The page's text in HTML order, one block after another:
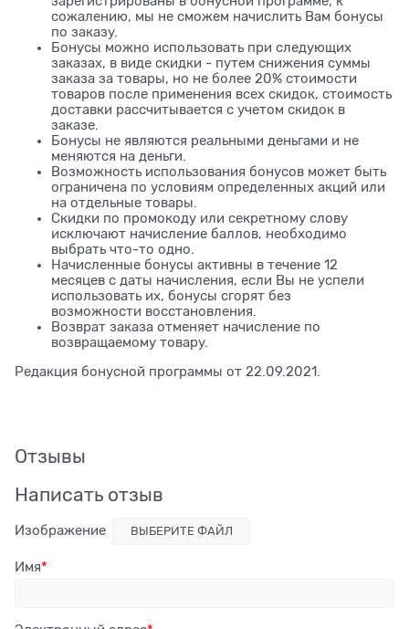
сожалению, мы не сможем начислить Вам бонусы
по заказу.
Бонусы можно использовать при следующих
заказах, в виде скидки - путем снижения суммы
заказа за товары, но не более 20% стоимости
товаров после применения всех скидок, стоимость
доставки рассчитывается с учетом скидок в
заказе.
Бонусы не являются реальными деньгами и не
меняются на деньги.
Возможность использования бонусов может быть
ограничена по условиям определенных акций или
на отдельные товары.
Скидки по промокоду или секретному слову
исключают начисление баллов, необходимо
выбрать что-то одно.
Начисленные бонусы активны в течение 12
месяцев с даты начисления, если Вы не успели
использовать их, бонусы сгорят без
возможности восстановления.
Возврат заказа отменяет начисление по
возвращаемому товару.
Редакция бонусной программы от 22.09.2021.
Отзывы
Написать отзыв
Изображение ВЫБЕРИТЕ ФАЙЛ
Имя